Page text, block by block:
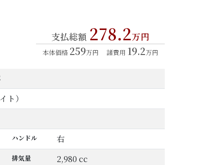
支払総額 278.2万円
本体価格 259万円 諸費用 19.2万円
ト）
ハンドル 右
排気量 2,980 cc